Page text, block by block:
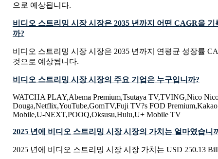
으로 예상됩니다.
비디오 스트리밍 시장 시장은 2035 년까지 어떤 CAGR을
까?
비디오 스트리밍 시장 시장은 2035 년까지 연평균 성장률
것으로 예상됩니다.
비디오 스트리밍 시장 시장의 주요 기업은 누구입니까?
WATCHA PLAY,Abema Premium,Tsutaya TV,TVING,Nico
Douga,Netflix,YouTube,GomTV,Fuji TV?s FOD
Mobile,U-NEXT,POOQ,Oksusu,Hulu,U+ Mobile TV
2025 년에 비디오 스트리밍 시장 시장의 가치는 얼마였습니
2025 년에 비디오 스트리밍 시장 시장 가치는 USD 250.13